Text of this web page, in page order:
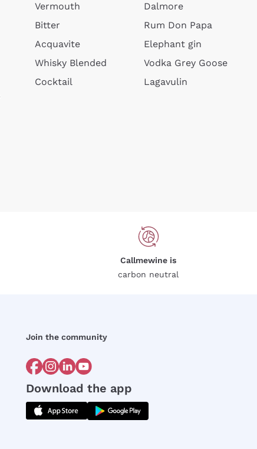
Vermouth
Bitter
Acquavite
Whisky Blended
Cocktail
Dalmore
Rum Don Papa
Elephant gin
Vodka Grey Goose
Lagavulin
Callmewine is
carbon neutral
Join the community
Download the app